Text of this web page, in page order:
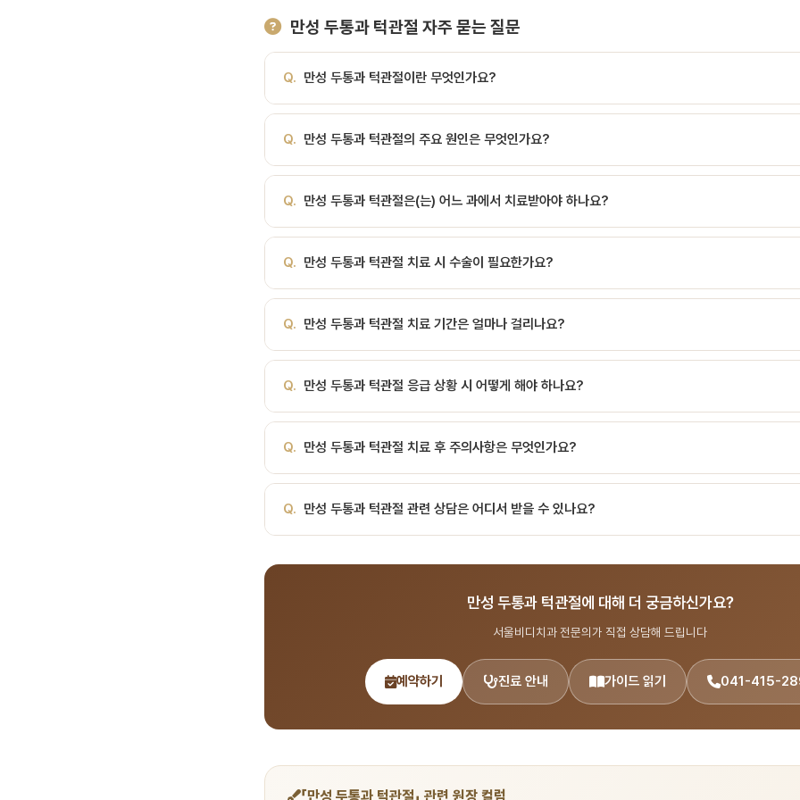
만성 두통과 턱관절 자주 묻는 질문
Q. 만성 두통과 턱관절이란 무엇인가요?
관계만성 두통의 상당수가 턱관절 장애와 직접적으로 연관되어 있다는 사실은 의외로 잘 알려지지 않았습니
30~40%가 턱관절·저작근 문제를 가지고 있으며, 턱관절 치료만으로 두통이 극적으로 호전되는 경우가 많
전전하다 결국 치과에서 답을 찾는 환자들이 적지 않습니다.턱관절성 두통의 특징특징설명발생 부위측두부,
이, 입 벌리기 어려움약물 반응일반 진통제로 잘 안 들음발생 기전저작근 긴장: 측두근, 교근의 만성 긴장 →
물기: 야간 무의식 활동 → 아침 두통관절 염증: TMJ 염…
Q. 만성 두통과 턱관절의 주요 원인은 무엇인가요?
은 외상, 스트레스, 이갈이, 부정교합, 감염 등 다양한 원인으로 발생합니다. 정밀 검사를 통한 정확한 원인
니다.
Q. 만성 두통과 턱관절은(는) 어느 과에서 치료받아야 하나요?
각 분야 전문의가 협진하여 통합 진료를 제공합니다.
Q. 만성 두통과 턱관절 치료 시 수술이 필요한가요?
료를 고려합니다. 서울비디치과는 최소 침습 치료를 지향합니다.
Q. 만성 두통과 턱관절 치료 기간은 얼마나 걸리나요?
필요할 수 있습니다.
Q. 만성 두통과 턱관절 응급 상황 시 어떻게 해야 하나요?
료 체계를 갖추고 있습니다.
Q. 만성 두통과 턱관절 치료 후 주의사항은 무엇인가요?
프로그램도 제공합니다.
Q. 만성 두통과 턱관절 관련 상담은 어디서 받을 수 있나요?
만성 두통과 턱관절에 대해 더 궁금하신가요?
서울비디치과 전문의가 직접 상담해 드립니다
예약하기 진료 안내 가이드 읽기 041-415-
「만성 두통과 턱관절」 관련 원장 컬럼